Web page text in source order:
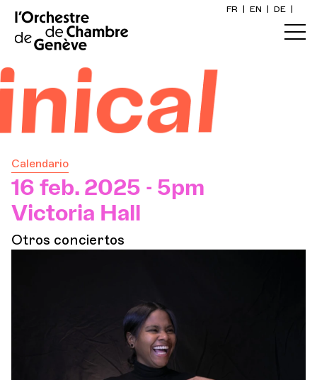
FR EN DE
Calendario
16 feb. 2025 - 5pm
Victoria Hall
Otros conciertos
Inicio
Calendario
Explore
Participación cultural